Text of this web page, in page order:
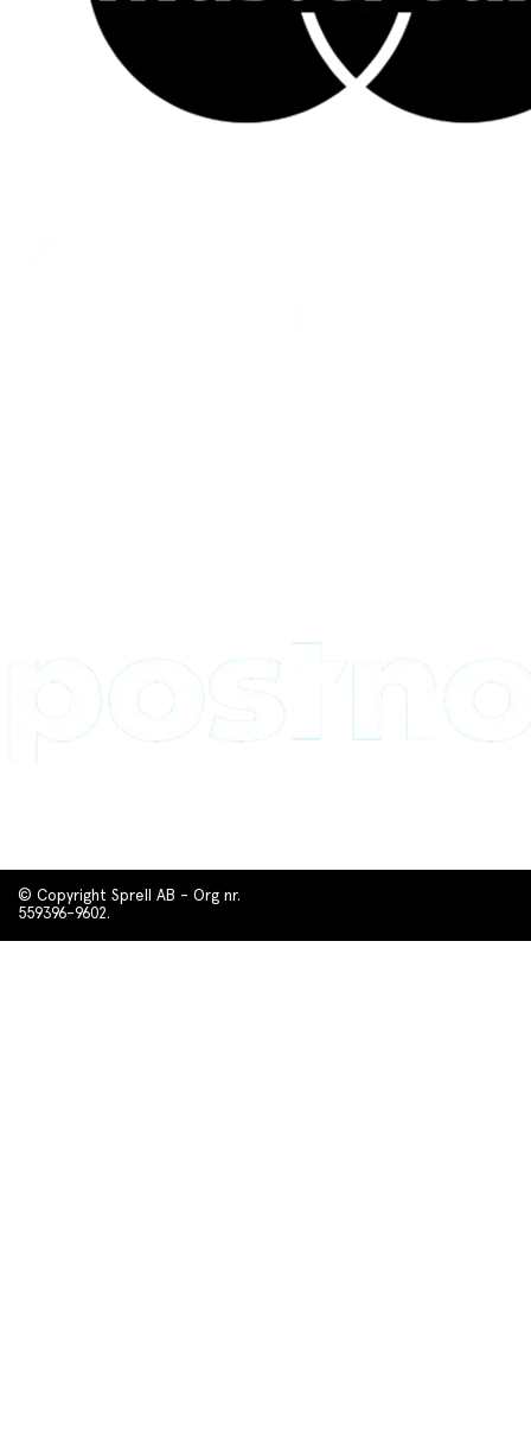
© Copyright Sprell AB - Org nr.
559396-9602.